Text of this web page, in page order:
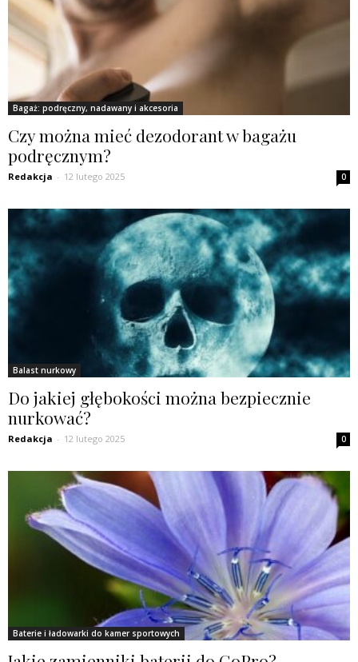
Bagaż: podręczny, nadawany i akcesoria
Czy można mieć dezodorant w bagażu
podręcznym?
Redakcja - 12 lutego 2025 0
Balast nurkowy
Do jakiej głębokości można bezpiecznie
nurkować?
Redakcja - 12 lutego 2025 0
Baterie i ładowarki do kamer sportowych